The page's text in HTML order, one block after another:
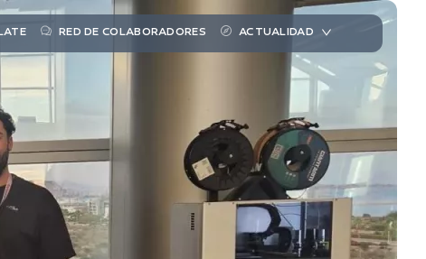
RED DE COLABORADORES ACTUALIDAD